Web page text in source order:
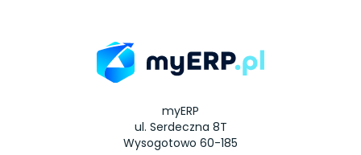
myERP
ul. Serdeczna 8T
Wysogotowo 60-185